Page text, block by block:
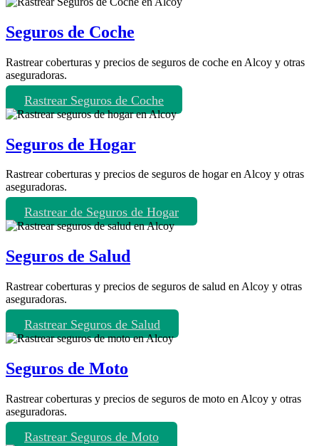
Seguros de Coche
Rastrear coberturas y precios de seguros de coche en Alcoy y otras
aseguradoras.
Rastrear Seguros de Coche
Seguros de Hogar
Rastrear coberturas y precios de seguros de hogar en Alcoy y otras
aseguradoras.
Rastrear de Seguros de Hogar
Seguros de Salud
Rastrear coberturas y precios de seguros de salud en Alcoy y otras
aseguradoras.
Rastrear Seguros de Salud
Seguros de Moto
Rastrear coberturas y precios de seguros de moto en Alcoy y otras
aseguradoras.
Rastrear Seguros de Moto